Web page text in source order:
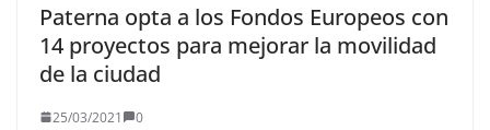
Paterna opta a los Fondos Europeos con
14 proyectos para mejorar la movilidad
de la ciudad
25/03/2021 0